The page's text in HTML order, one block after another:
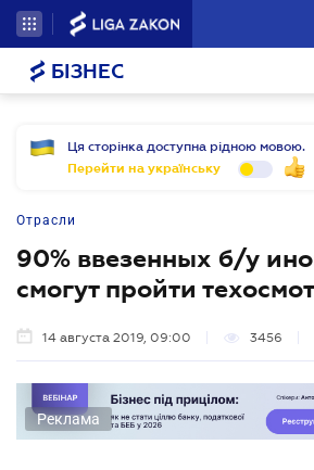
БІЗНЕС
Ця сторінка доступна рідною мовою.
Перейти на українську
Отрасли
90% ввезенных б/у
смогут пройти
14 августа 2019, 09:00 3456
Реклама